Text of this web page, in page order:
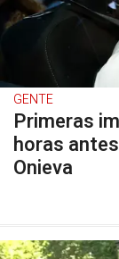
GENTE
Primeras
horas
Onieva